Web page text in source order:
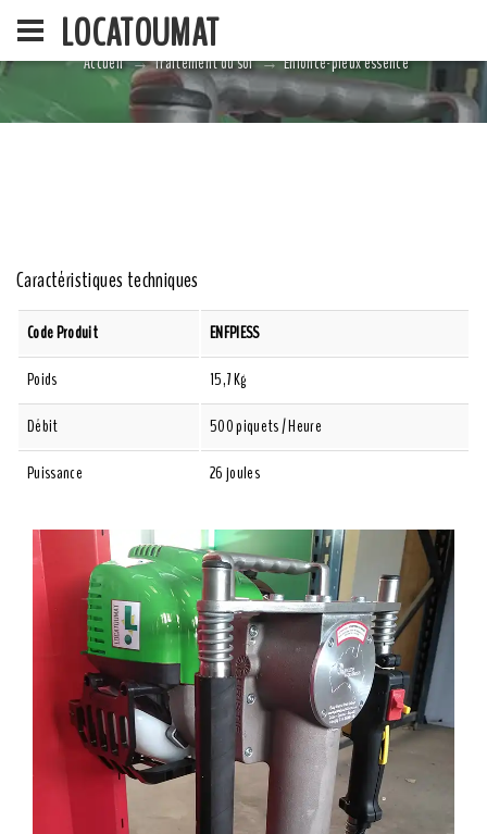
LOCATOUMAT
Accueil Traitement du sol Enfonce-pieux essence
Caractéristiques techniques
Code Produit
ENFPIESS
Poids
15,7 Kg
Débit
500 piquets / Heure
Puissance
26 joules